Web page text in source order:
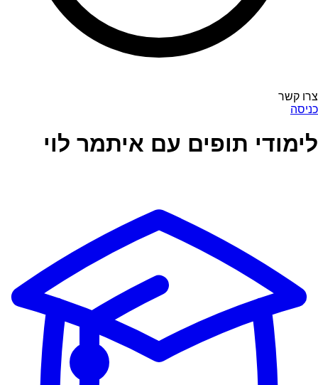
צרו קשר
כניסה
לימודי תופים עם איתמר לוי